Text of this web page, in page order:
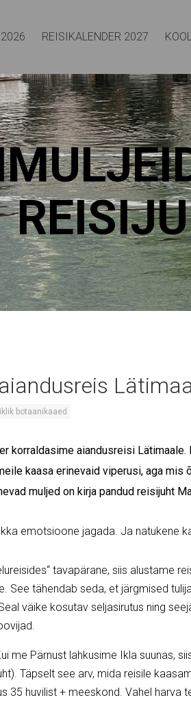
REISIKALENDER 2027
botaanikaaed
korraldasime aiandusreisi
kaasa erinevaid viperusi, aga
muljed on kirja pandud reisijuht
emotsioone jagada. Ja natukene
tavapärane, siis alustame
See tähendab seda, et järgmised
väike kosutav seljasirutus ning
me Pärnust lahkusime Ikla suunas,
Täpselt see arv, mida reisile
35 huvilist + meeskond. Vahel harva